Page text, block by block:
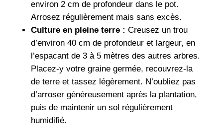
environ 2 cm de profondeur dans le pot.
Arrosez régulièrement mais sans excès.
Culture en pleine terre : Creusez un trou
d’environ 40 cm de profondeur et largeur, en
l’espacant de 3 à 5 mètres des autres arbres.
Placez-y votre graine germée, recouvrez-la
de terre et tassez légèrement. N’oubliez pas
d’arroser généreusement après la plantation,
puis de maintenir un sol régulièrement
humidifié.